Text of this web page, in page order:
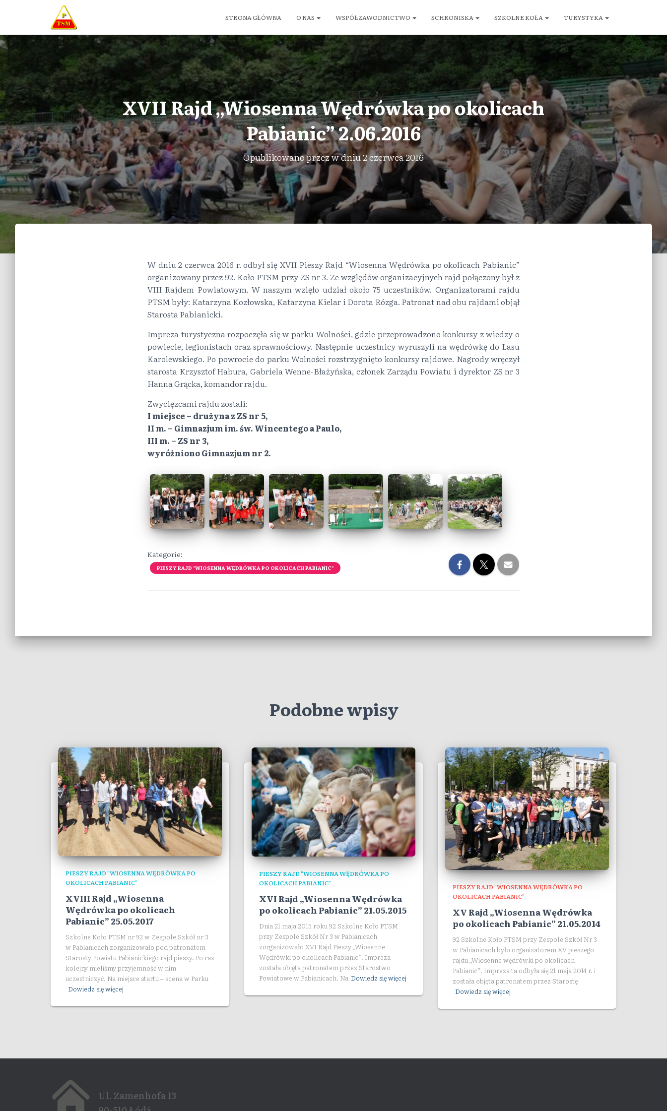
STRONA GŁÓWNA O NAS WSPÓŁZAWODNICTWO SCHRONISKA SZKOLNE KOŁA TURYSTYKA
XVII Rajd „Wiosenna Wędrówka po okolicach
Pabianic” 2.06.2016
Opublikowano przezw dniu2 czerwca 2016
W dniu 2 czerwca 2016 r. odbył się XVII Pieszy Rajd “Wiosenna Wędrówka po okolicach Pabianic”
organizowany przez 92. Koło PTSM przy ZS nr 3. Ze względów organizacyjnych rajd połączony był z
VIII Rajdem Powiatowym. W naszym wzięło udział około 75 uczestników. Organizatorami rajdu
PTSM były: Katarzyna Kozłowska, Katarzyna Kielar i Dorota Rózga. Patronat nad obu rajdami objął
Starosta Pabianicki.
Impreza turystyczna rozpoczęła się w parku Wolności, gdzie przeprowadzono konkursy z wiedzy o
powiecie, legionistach oraz sprawnościowy. Następnie uczestnicy wyruszyli na wędrówkę do Lasu
Karolewskiego. Po powrocie do parku Wolności rozstrzygnięto konkursy rajdowe. Nagrody wręczył
starosta Krzysztof Habura, Gabriela Wenne-Błażyńska, członek Zarządu Powiatu i dyrektor ZS nr 3
Hanna Grącka, komandor rajdu.
Zwycięzcami rajdu zostali:
I miejsce – drużyna z ZS nr 5,
II m. – Gimnazjum im. św. Wincentego a Paulo,
III m. – ZS nr 3,
wyróżniono Gimnazjum nr 2.
Kategorie:
PIESZY RAJD "WIOSENNA WĘDRÓWKA PO OKOLICACH PABIANIC"
Podobne wpisy
PIESZY RAJD "WIOSENNA WĘDRÓWKA PO
OKOLICACH PABIANIC"
XVIII Rajd „Wiosenna
Wędrówka po okolicach
Pabianic” 25.05.2017
Szkolne Koło PTSM nr 92 w Zespole Szkół nr 3
w Pabianicach zorganizowało pod patronatem
Starosty Powiatu Pabianickiego rajd pieszy. Po raz
kolejny mieliśmy przyjemność w nim
uczestniczyć. Na miejsce startu – scena w Parku
Dowiedz się więcej
PIESZY RAJD "WIOSENNA WĘDRÓWKA PO
OKOLICACH PABIANIC"
XVI Rajd „Wiosenna Wędrówka
po okolicach Pabianic” 21.05.2015
Dnia 21 maja 2015 roku 92 Szkolne Koło PTSM
przy Zespole Szkół Nr 3 w Pabianicach
zorganizowało XVI Rajd Pieszy „Wiosenne
Wędrówki po okolicach Pabianic”. Impreza
została objęta patronatem przez Starostwo
Powiatowe w Pabianicach. Na Dowiedz się więcej
PIESZY RAJD "WIOSENNA WĘDRÓWKA PO
OKOLICACH PABIANIC"
XV Rajd „Wiosenna Wędrówka
po okolicach Pabianic” 21.05.2014
92 Szkolne Koło PTSM przy Zespole Szkół Nr 3
w Pabianicach było organizatorem XV pieszego
rajdu „Wiosenne wędrówki po okolicach
Pabianic”. Impreza ta odbyła się 21 maja 2014 r. i
została objęta patronatem przez Starostę
Dowiedz się więcej
Ul. Zamenhofa 13